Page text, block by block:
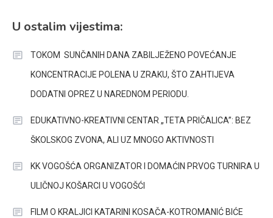
U ostalim vijestima:
TOKOM SUNČANIH DANA ZABILJEŽENO POVEĆANJE
KONCENTRACIJE POLENA U ZRAKU, ŠTO ZAHTIJEVA
DODATNI OPREZ U NAREDNOM PERIODU.
EDUKATIVNO-KREATIVNI CENTAR „TETA PRIČALICA”: BEZ
ŠKOLSKOG ZVONA, ALI UZ MNOGO AKTIVNOSTI
KK VOGOŠĆA ORGANIZATOR I DOMAĆIN PRVOG TURNIRA U
ULIČNOJ KOŠARCI U VOGOŠĆI
FILM O KRALJICI KATARINI KOSAČA-KOTROMANIĆ BIĆE